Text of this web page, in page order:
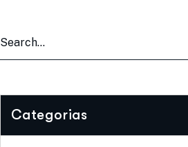
Categorias